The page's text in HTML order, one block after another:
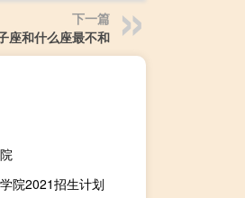
下一篇
座和什么座最不和
院2021招生计划